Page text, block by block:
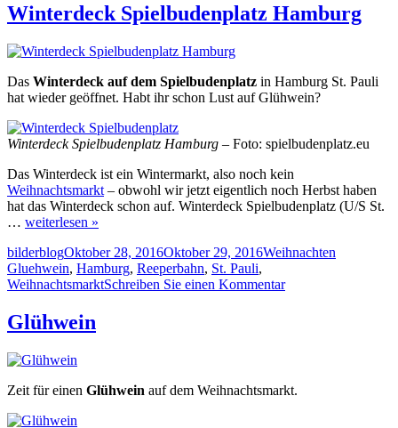
Winterdeck Spielbudenplatz Hamburg
Das Winterdeck auf dem Spielbudenplatz in Hamburg St. Pauli
hat wieder geöffnet. Habt ihr schon Lust auf Glühwein?
Winterdeck Spielbudenplatz Hamburg – Foto: spielbudenplatz.eu
Das Winterdeck ist ein Wintermarkt, also noch kein
Weihnachtsmarkt – obwohl wir jetzt eigentlich noch Herbst haben
hat das Winterdeck schon auf. Winterdeck Spielbudenplatz (U/S St.
… weiterlesen »
Autor
bilderblogVeröffentlicht
am
Oktober 28, 2016Oktober 29, 2016Kategorien
Weihnachten
Gluehwein, Hamburg, Reeperbahn, St. Pauli,
WeihnachtsmarktSchreiben Sie einen Kommentarzu
Glühwein
Zeit für einen Glühwein auf dem Weihnachtsmarkt.